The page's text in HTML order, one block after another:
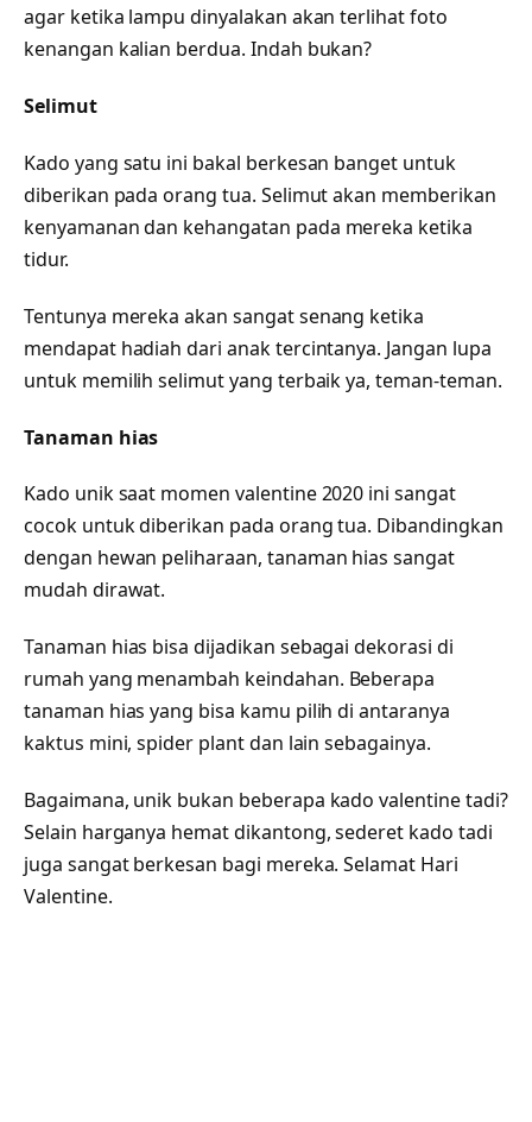
agar ketika lampu dinyalakan akan terlihat foto
kenangan kalian berdua. Indah bukan?
Selimut
Kado yang satu ini bakal berkesan banget untuk
diberikan pada orang tua. Selimut akan memberikan
kenyamanan dan kehangatan pada mereka ketika
tidur.
Tentunya mereka akan sangat senang ketika
mendapat hadiah dari anak tercintanya. Jangan lupa
untuk memilih selimut yang terbaik ya, teman-teman.
Tanaman hias
Kado unik saat momen valentine 2020 ini sangat
cocok untuk diberikan pada orang tua. Dibandingkan
dengan hewan peliharaan, tanaman hias sangat
mudah dirawat.
Tanaman hias bisa dijadikan sebagai dekorasi di
rumah yang menambah keindahan. Beberapa
tanaman hias yang bisa kamu pilih di antaranya
kaktus mini, spider plant dan lain sebagainya.
Bagaimana, unik bukan beberapa kado valentine tadi?
Selain harganya hemat dikantong, sederet kado tadi
juga sangat berkesan bagi mereka. Selamat Hari
Valentine.